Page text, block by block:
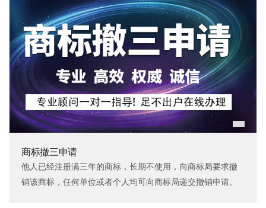
商标撤三申请
他人已经注册满三年的商标，长期不使用，向商标局要求撤
销该商标，任何单位或者个人均可向商标局递交撤销申请。